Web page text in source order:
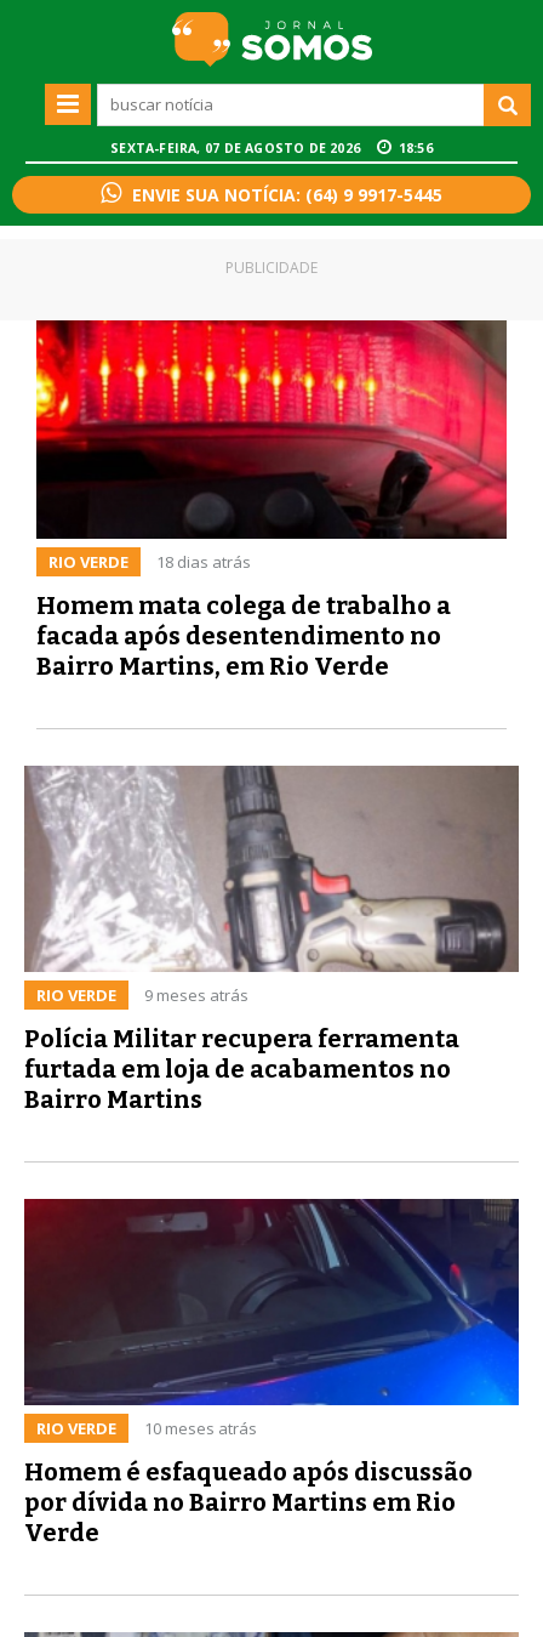
SEXTA-FEIRA, 07 DE AGOSTO DE 2026 18:56
ENVIE SUA NOTÍCIA: (64) 9 9917-5445
RIO VERDE 18 dias atrás
Homem mata colega de trabalho a
facada após desentendimento no
Bairro Martins, em Rio Verde
PUBLICIDADE
RIO VERDE 9 meses atrás
Polícia Militar recupera ferramenta
furtada em loja de acabamentos no
Bairro Martins
RIO VERDE 10 meses atrás
Homem é esfaqueado após discussão
por dívida no Bairro Martins em Rio
Verde